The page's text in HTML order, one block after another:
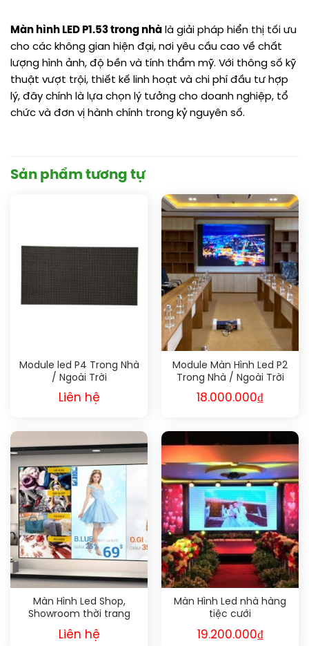
Màn hình LED P1.53 trong nhà là giải pháp hiển thị tối ưu
cho các không gian hiện đại, nơi yêu cầu cao về chất
lượng hình ảnh, độ bền và tính thẩm mỹ. Với thông số kỹ
thuật vượt trội, thiết kế linh hoạt và chi phí đầu tư hợp
lý, đây chính là lựa chọn lý tưởng cho doanh nghiệp, tổ
chức và đơn vị hành chính trong kỷ nguyên số.
Sản phẩm tương tự
Module led P4 Trong Nhà
/ Ngoài Trời
Liên hệ
Module Màn Hình Led P2
Trong Nhà / Ngoài Trời
18.000.000₫
Màn Hình Led Shop,
Showroom thời trang
Liên hệ
Màn Hình Led nhà hàng
tiệc cưới
19.200.000₫